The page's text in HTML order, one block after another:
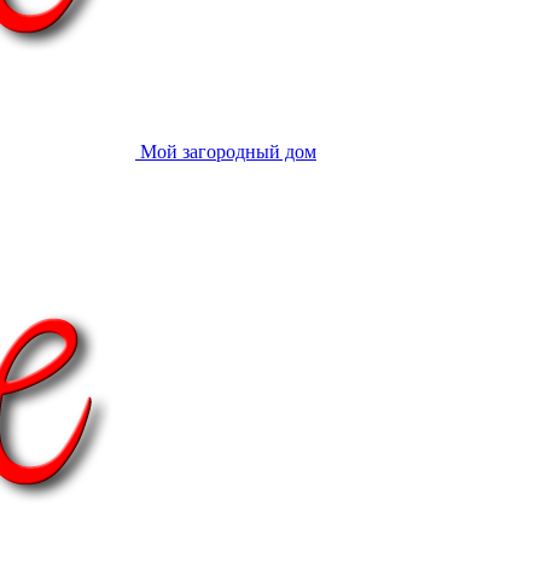
Мой загородный дом